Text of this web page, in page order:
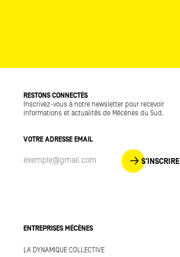
RESTONS CONNECTÉS
Inscrivez-vous à notre newsletter pour recevoir
informations et actualités de Mécènes du Sud.
VOTRE ADRESSE EMAIL
S'INSCRIRE
ENTREPRISES MÉCÈNES
LA DYNAMIQUE COLLECTIVE